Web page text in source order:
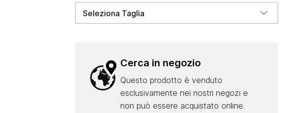
Cerca in negozio
Questo prodotto è venduto
esclusivamente nei nostri negozi e
non può essere acquistato online.